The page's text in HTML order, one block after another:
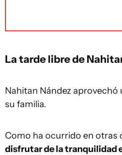
La tarde libre de
Nahitan Nández
su familia.
Como ha ocurrido en otras
disfrutar de la tranquilidad